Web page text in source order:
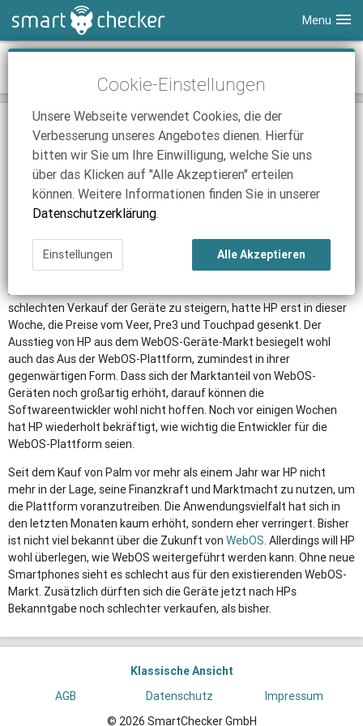
Menu
Smartphone Vergleich
Anbieter
iPhone Tarifvergleich
News
Ratgeber
Tarifvergleich
Tablet Vergleich
Surfsticks
iPad Tarifvergleich
News
Tarifvergleich
Internetanbieter
DSL Tarife
News
SmartChecker TV
19.08.2011 | 17:00|Nick Linger
Düsseldorf. (SCS)Von dem Hersteller HP wird es keine weiteren
WebOS-Geräte mehr geben.
Laut eigener Aussage willHPdie WebOS-Geräte zwar weiterführen,
gibt aber noch keine Auskunft darüber, wie. Alle Aktivitäten rund
um die Geräte, auch die um das WebOS-Tablet und die WebOS-
Smartphones Veer und Pre3, wird HP einstellen. Nur ein paar
Wochen hat der Konzern dem Tablet-Touchpad und dem
Smartphone Veer gegeben um sich auf dem Markt zu behaupten.
Das Pre3 war noch nicht einmal auf dem Markt erhältlich. Um den
schlechten Verkauf der Geräte zu steigern, hatte HP erst in dieser
Woche, die Preise vom Veer, Pre3 und Touchpad gesenkt. Der
Ausstieg von HP aus dem WebOS-Geräte-Markt besiegelt wohl
auch das Aus der WebOS-Plattform, zumindest in ihrer
gegenwärtigen Form. Dass sich der Marktanteil von WebOS-
Geräten noch großartig erhöht, darauf können die
Softwareentwickler wohl nicht hoffen. Noch vor einigen Wochen
hat HP wiederholt bekräftigt, wie wichtig die Entwickler für die
WebOS-Plattform seien.
Seit dem Kauf von Palm vor mehr als einem Jahr war HP nicht
mehr in der Lage, seine Finanzkraft und Marktmacht zu nutzen, um
die Plattform voranzutreiben. Die Anwendungsvielfalt hat sich in
den letzten Monaten kaum erhöht, sondern eher verringert. Bisher
ist nicht viel bekannt über die Zukunft von WebOS. Allerdings will HP
wohl überlegen, wie WebOS weitergeführt werden kann. Ohne neue
Smartphones sieht es schlecht aus für den existierenden WebOS-
Markt. Zusätzlich dürften sich die Geräte jetzt nach HPs
Bekanntgabe noch schlechter verkaufen, als bisher.
Klassische Ansicht
AGB
Datenschutz
Impressum
© 2026 SmartChecker GmbH
Cookie-Einstellungen
Unsere Webseite verwendet Cookies, die der
Verbesserung unseres Angebotes dienen. Hierfür
bitten wir Sie um Ihre Einwilligung, welche Sie uns
über das Klicken auf "Alle Akzeptieren" erteilen
können. Weitere Informationen finden Sie in unserer
Datenschutzerklärung.
Einstellungen Alle Akzeptieren